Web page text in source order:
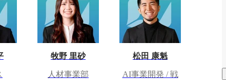
牧野 里砂
人材事業部
松田 康魁
AI事業開発 / 戦